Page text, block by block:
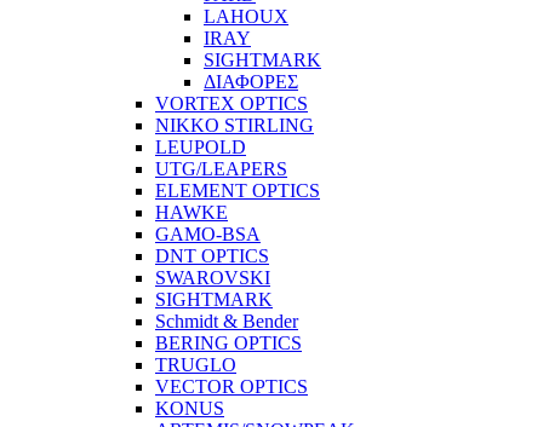
LAHOUX
IRAY
SIGHTMARK
ΔΙΑΦΟΡΕΣ
VORTEX OPTICS
NIKKO STIRLING
LEUPOLD
UTG/LEAPERS
ELEMENT OPTICS
HAWKE
GAMO-BSA
DNT OPTICS
SWAROVSKI
SIGHTMARK
Schmidt & Bender
BERING OPTICS
TRUGLO
VECTOR OPTICS
KONUS